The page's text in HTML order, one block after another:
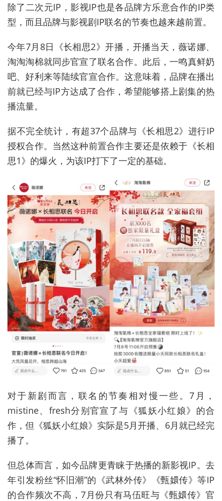
除了二次元IP，影视IP也是各品牌方乐意合作的IP类
型，而且品牌与影视剧IP联名的节奏也越来越前置。
今年7月8日《长相思2》开播，开播当天，薇诺娜、
淘淘淘棉就同步官宣了联名合作。此后，一鸣真鲜奶
吧、好利来等陆续官宣合作。这意味着，品牌在播出
前就已经与IP方达成了合作，希望能够搭上剧集的热
播流量。
据不完全统计，有超37个品牌与《长相思2》进行IP
授权合作。当然这种前置合作主要还是依赖于《长相
思1》的爆火，为该IP打下了一定的基础。
对于新剧而言，联名的节奏相对慢一些。7月，
mistine、fresh分别官宣了与《狐妖小红娘》的合
作，但《狐妖小红娘》实际是5月开播、6月就已经完
播了。
但总体而言，如今品牌更青睐于热播的新影视IP。去
年引发粉丝“怀旧潮”的《武林外传》《甄嬛传》等IP
的合作频次不高，7月份只有马伍旺与《甄嬛传》官